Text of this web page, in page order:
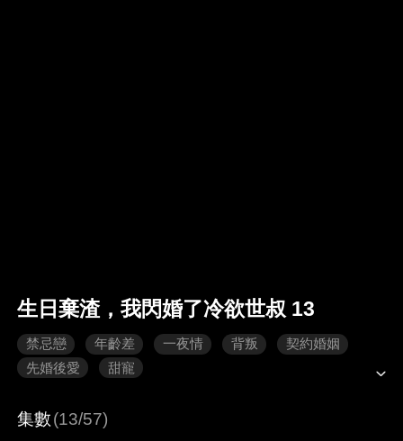
生日棄渣，我閃婚了冷欲世叔 13
禁忌戀 年齡差 一夜情 背叛
契約婚姻
先婚後愛
甜寵
集數(13/57)